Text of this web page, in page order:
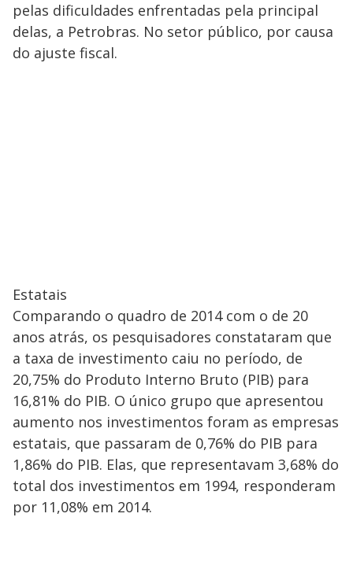
pelas dificuldades enfrentadas pela principal
delas, a Petrobras. No setor público, por causa
do ajuste fiscal.
Estatais
Comparando o quadro de 2014 com o de 20
anos atrás, os pesquisadores constataram que
a taxa de investimento caiu no período, de
20,75% do Produto Interno Bruto (PIB) para
16,81% do PIB. O único grupo que apresentou
aumento nos investimentos foram as empresas
estatais, que passaram de 0,76% do PIB para
1,86% do PIB. Elas, que representavam 3,68% do
total dos investimentos em 1994, responderam
por 11,08% em 2014.